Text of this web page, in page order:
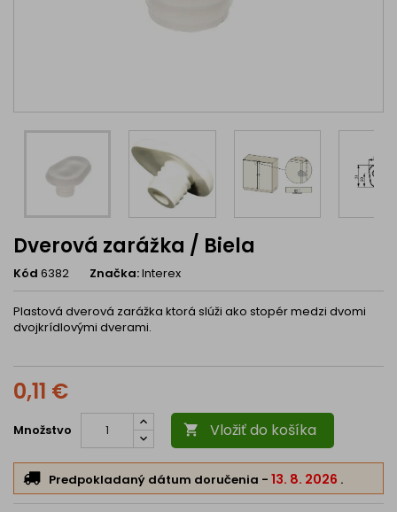
Dverová zarážka / Biela
Kód 6382 Značka:Interex
Plastová dverová zarážka ktorá slúži ako stopér medzi dvomi
dvojkrídlovými dverami.
0,11 €
Množstvo  Vložiť do košíka
Predpokladaný dátum doručenia - 13. 8. 2026 .